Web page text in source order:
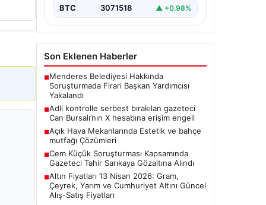
BTC 3071518 ▲ +0.98%
Son Eklenen Haberler
■Menderes Belediyesi Hakkında
Soruşturmada Firari Başkan Yardımcısı
Yakalandı
■Adli kontrolle serbest bırakılan gazeteci
Can Bursalı’nın X hesabına erişim engeli
■Açık Hava Mekanlarında Estetik ve bahçe
mutfağı Çözümleri
■Cem Küçük Soruşturması Kapsamında
Gazeteci Tahir Sarıkaya Gözaltına Alındı
■Altın Fiyatları 13 Nisan 2026: Gram,
Çeyrek, Yarım ve Cumhuriyet Altını Güncel
Alış-Satış Fiyatları